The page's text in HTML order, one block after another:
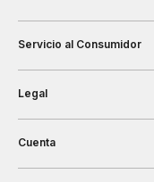
Servicio al Consumidor
Legal
Cuenta